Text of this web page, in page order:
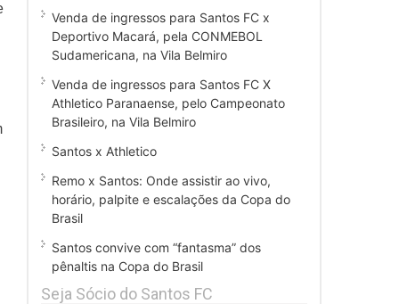
Venda de ingressos para Santos FC x
Deportivo Macará, pela CONMEBOL
Sudamericana, na Vila Belmiro
Venda de ingressos para Santos FC X
Athletico Paranaense, pelo Campeonato
Brasileiro, na Vila Belmiro
Santos x Athletico
Remo x Santos: Onde assistir ao vivo,
horário, palpite e escalações da Copa do
Brasil
Santos convive com “fantasma” dos
pênaltis na Copa do Brasil
Seja Sócio do Santos FC